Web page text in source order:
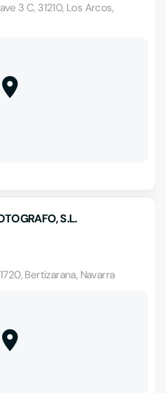
3 C, 31210, Los Arcos,
S.L.
Bertizarana, Navarra